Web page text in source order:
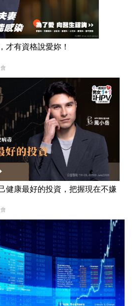
才有資格說愛妳！
健康最好的投資，把握現在不嫌